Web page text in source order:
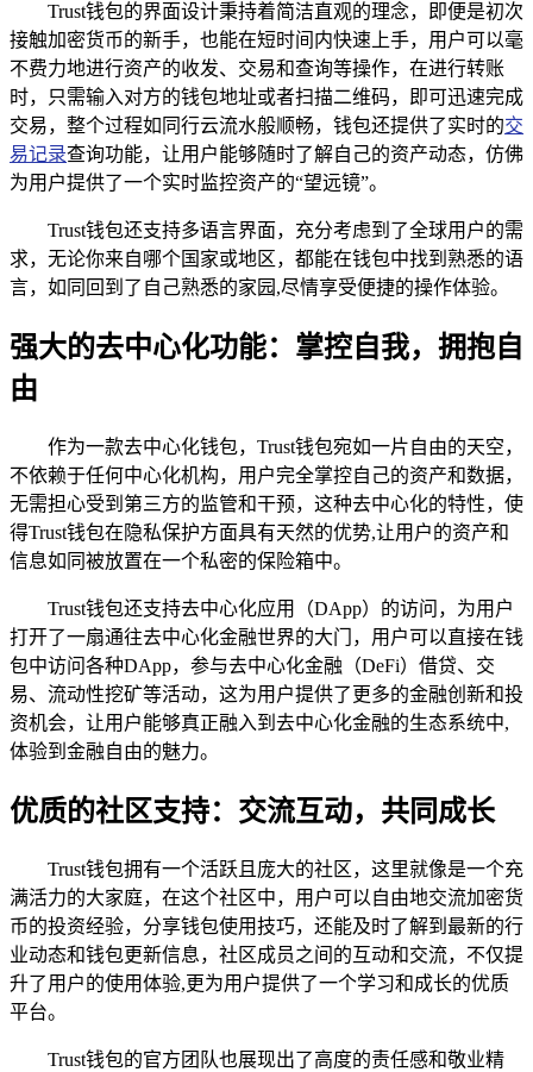
Trust钱包的界面设计秉持着简洁直观的理念，即便是初次
接触加密货币的新手，也能在短时间内快速上手，用户可以毫
不费力地进行资产的收发、交易和查询等操作，在进行转账
时，只需输入对方的钱包地址或者扫描二维码，即可迅速完成
交易，整个过程如同行云流水般顺畅，钱包还提供了实时的交
易记录查询功能，让用户能够随时了解自己的资产动态，仿佛
为用户提供了一个实时监控资产的“望远镜”。
Trust钱包还支持多语言界面，充分考虑到了全球用户的需
求，无论你来自哪个国家或地区，都能在钱包中找到熟悉的语
言，如同回到了自己熟悉的家园,尽情享受便捷的操作体验。
强大的去中心化功能：掌控自我，拥抱自
由
作为一款去中心化钱包，Trust钱包宛如一片自由的天空，
不依赖于任何中心化机构，用户完全掌控自己的资产和数据，
无需担心受到第三方的监管和干预，这种去中心化的特性，使
得Trust钱包在隐私保护方面具有天然的优势,让用户的资产和
信息如同被放置在一个私密的保险箱中。
Trust钱包还支持去中心化应用（DApp）的访问，为用户
打开了一扇通往去中心化金融世界的大门，用户可以直接在钱
包中访问各种DApp，参与去中心化金融（DeFi）借贷、交
易、流动性挖矿等活动，这为用户提供了更多的金融创新和投
资机会，让用户能够真正融入到去中心化金融的生态系统中,
体验到金融自由的魅力。
优质的社区支持：交流互动，共同成长
Trust钱包拥有一个活跃且庞大的社区，这里就像是一个充
满活力的大家庭，在这个社区中，用户可以自由地交流加密货
币的投资经验，分享钱包使用技巧，还能及时了解到最新的行
业动态和钱包更新信息，社区成员之间的互动和交流，不仅提
升了用户的使用体验,更为用户提供了一个学习和成长的优质
平台。
Trust钱包的官方团队也展现出了高度的责任感和敬业精